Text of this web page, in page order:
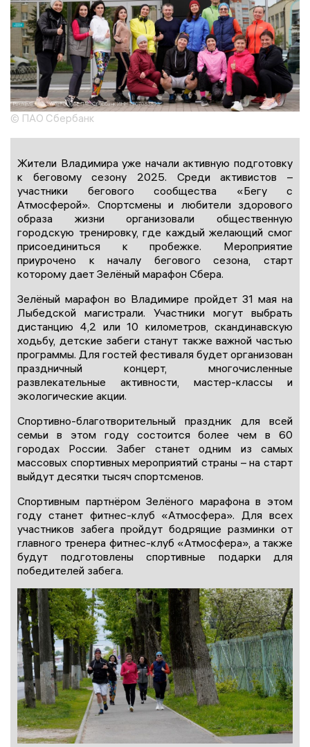
© ПАО Сбербанк
Жители Владимира уже начали активную подготовку
к беговому сезону 2025. Среди активистов –
участники бегового сообщества «Бегу с
Атмосферой». Спортсмены и любители здорового
образа жизни организовали общественную
городскую тренировку, где каждый желающий смог
присоединиться к пробежке. Мероприятие
приурочено к началу бегового сезона, старт
которому дает Зелёный марафон Сбера.
Зелёный марафон во Владимире пройдет 31 мая на
Лыбедской магистрали. Участники могут выбрать
дистанцию 4,2 или 10 километров, скандинавскую
ходьбу, детские забеги станут также важной частью
программы. Для гостей фестиваля будет организован
праздничный концерт, многочисленные
развлекательные активности, мастер-классы и
экологические акции.
Спортивно-благотворительный праздник для всей
семьи в этом году состоится более чем в 60
городах России. Забег станет одним из самых
массовых спортивных мероприятий страны – на старт
выйдут десятки тысяч спортсменов.
Спортивным партнёром Зелёного марафона в этом
году станет фитнес-клуб «Атмосфера». Для всех
участников забега пройдут бодрящие разминки от
главного тренера фитнес-клуб «Атмосфера», а также
будут подготовлены спортивные подарки для
победителей забега.